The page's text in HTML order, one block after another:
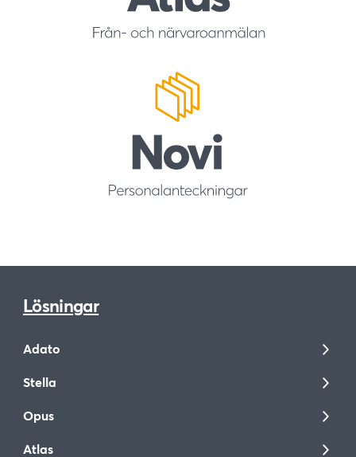
Lösningar
Adato
Stella
Opus
Atlas